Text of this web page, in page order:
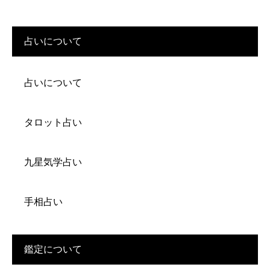
占いについて
占いについて
タロット占い
九星気学占い
手相占い
鑑定について